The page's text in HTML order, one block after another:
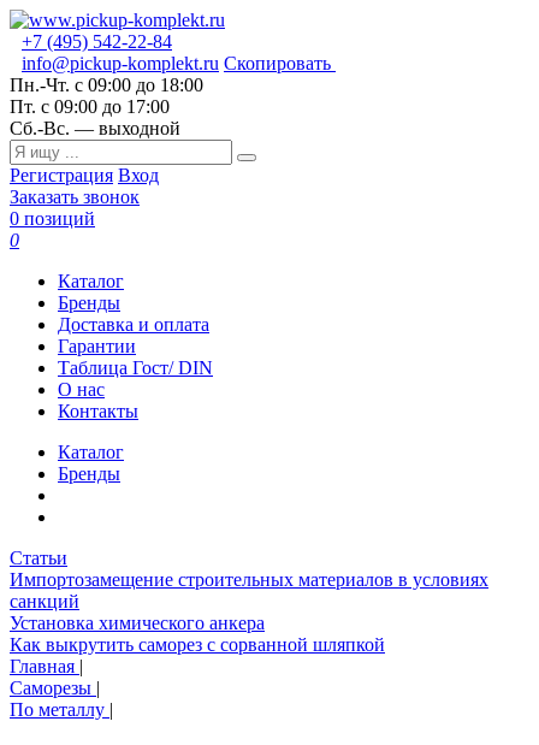
+7 (495) 542-22-84
info@pickup-komplekt.ru Скопировать
Пн.-Чт. с 09:00 до 18:00
Пт. с 09:00 до 17:00
Сб.-Вс. — выходной
Регистрация Вход
Заказать звонок
0 позиций
0
Каталог
Бренды
Доставка и оплата
Гарантии
Таблица Гост/ DIN
О нас
Контакты
Каталог
Бренды
Статьи
Импортозамещение строительных материалов в условиях
санкций
Установка химического анкера
Как выкрутить саморез с сорванной шляпкой
Главная |
Саморезы |
По металлу |